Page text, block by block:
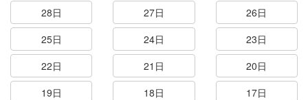
28日
27日
26日
25日
24日
23日
22日
21日
20日
19日
18日
17日